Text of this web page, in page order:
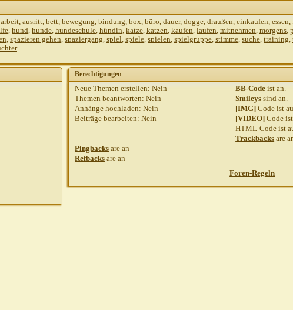
arbeit, ausritt, bett, bewegung, bindung, box, büro, dauer, dogge, draußen, einkaufen, essen,
, hund, hunde, hundeschule, hündin, katze, katzen, kaufen, laufen, mitnehmen, morgens,
, spazieren gehen, spaziergang, spiel, spiele, spielen, spielgruppe, stimme, suche, training,
Berechtigungen
Neue Themen erstellen:Nein
Themen beantworten:Nein
Anhänge hochladen:Nein
Beiträge bearbeiten:Nein
BB-Code istan.
Smileys sindan.
[IMG] Code ist
[VIDEO] Code
HTML-Code ist
Trackbacks are
Pingbacks arean
Refbacks arean
Foren-Regeln